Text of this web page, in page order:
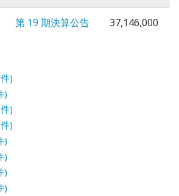
第 19 期決算公告 37,146,000
)
)
)
)
)
)
)
)